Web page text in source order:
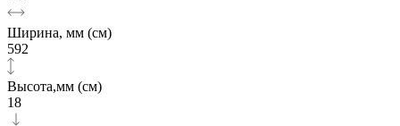
Ширина, мм (см)
592
Высота,мм (см)
18